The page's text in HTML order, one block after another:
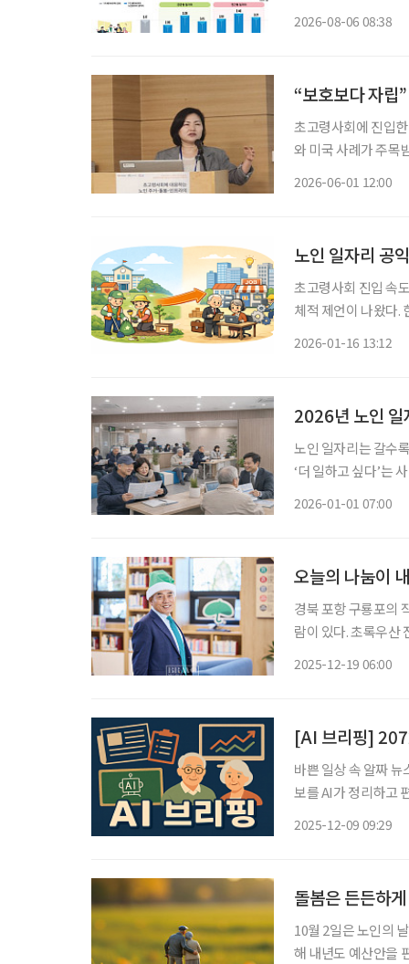
2026-08-06 08:38
“보호보다 자립
초고령사회에 진입
와 미국 사례가 주목
2026-06-01 12:00
노인 일자리 공
초고령사회 진입 속
체적 제언이 나왔다.
2026-01-16 13:12
2026년 노인 일
노인 일자리는 갈수
‘더 일하고 싶다’는
2026-01-01 07:00
오늘의 나눔이
경북 포항 구룡포의
람이 있다. 초록우산
2025-12-19 06:00
[AI 브리핑]
바쁜 일상 속 알짜
보를 AI가 정리하고 편집국 기자
2025-12-09 09:29
돌봄은 든든하
10월 2일은 노인의
해 내년도 예산안을